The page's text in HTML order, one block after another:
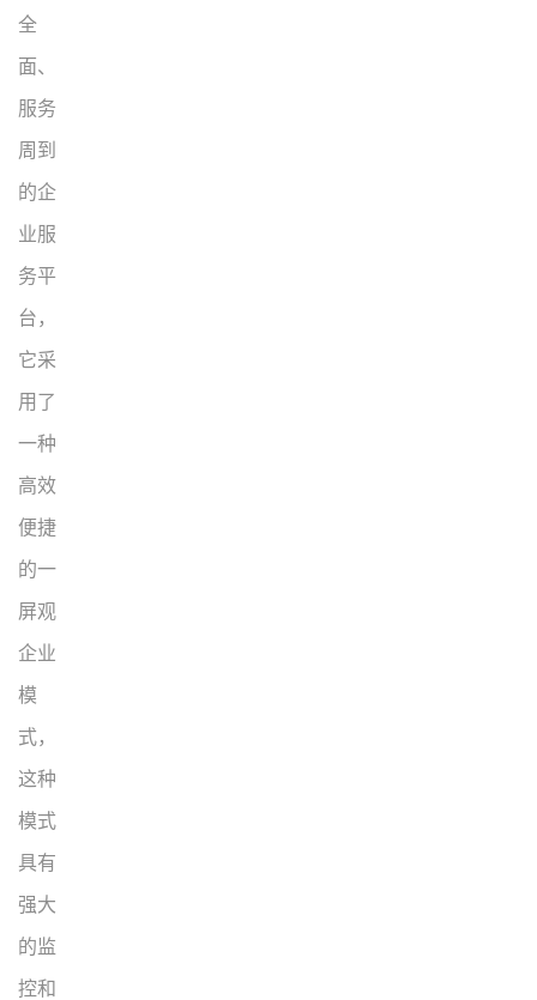
全
面、
服务
周到
的企
业服
务平
台，
它采
用了
一种
高效
便捷
的一
屏观
企业
模
式，
这种
模式
具有
强大
的监
控和